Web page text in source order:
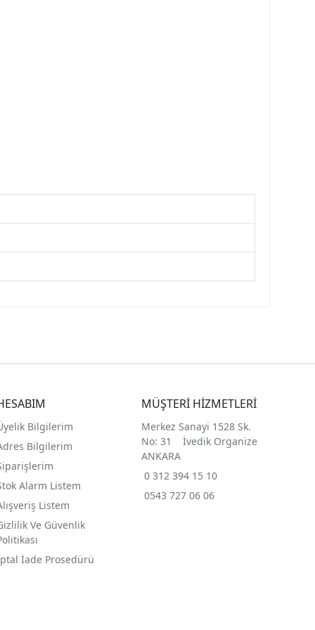
Bilgilerim
Bilgilerim
Alarm Listem
Listem
Ve Güvenlik
İade Prosedürü
MÜŞTERİ HİZMETLERİ
Merkez Sanayi 1528 Sk.
No: 31 İvedik Organize
ANKARA
0 312 394 15 10
0543 727 06 06